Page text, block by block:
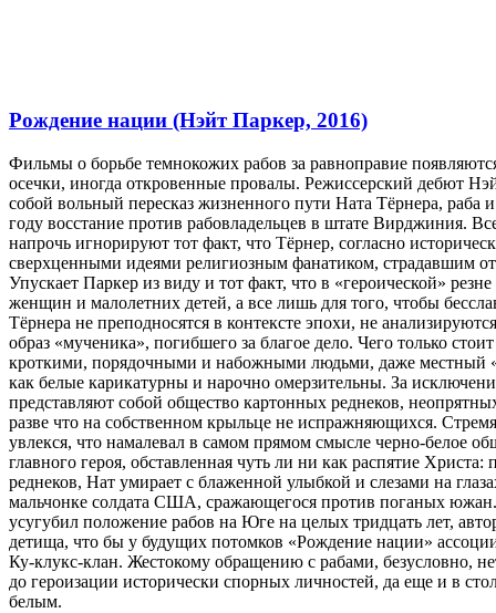
Рождение нации (Нэйт Паркер, 2016)
Фильмы о борьбе темнокожих рабов за равноправие
осечки, иногда откровенные провалы. Режиссерский дебют
собой вольный пересказ жизненного пути Ната Тёрнера, раба
году восстание против рабовладельцев в штате Вирджиния.
напрочь игнорируют тот факт, что Тёрнер, согласно
сверхценными идеями религиозным фанатиком, страдавшим
Упускает Паркер из виду и тот факт, что в «героической»
женщин и малолетних детей, а все лишь для того, чтобы
Тёрнера не преподносятся в контексте эпохи, не
образ «мученика», погибшего за благое дело. Чего только
кроткими, порядочными и набожными людьми, даже местный
как белые карикатурны и нарочно омерзительны. За
представляют собой общество картонных реднеков,
разве что на собственном крыльце не испражняющихся.
увлекся, что намалевал в самом прямом смысле черно-белое
главного героя, обставленная чуть ли ни как распятие
реднеков, Нат умирает с блаженной улыбкой и слезами на
мальчонке солдата США, сражающегося против поганых
усугубил положение рабов на Юге на целых тридцать лет,
детища, что бы у будущих потомков «Рождение нации»
Ку-клукс-клан. Жестокому обращению с рабами, безусловно,
до героизации исторически спорных личностей, да еще и в
белым.